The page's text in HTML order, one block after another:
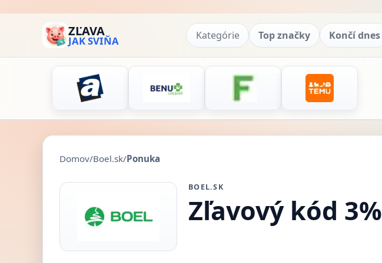
ZĽAVA
JAK SVIŇA Kategórie Top značky Končí dnes
Domov/Boel.sk/Ponuka
BOEL.SK
Zľavový kód 3%